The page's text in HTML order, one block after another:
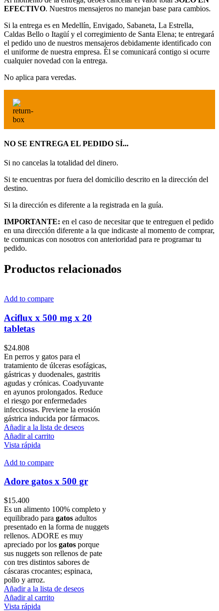
EFECTIVO. Nuestros mensajeros no manejan base para cambios.
Si la entrega es en Medellín, Envigado, Sabaneta, La Estrella,
Caldas Bello o Itagüí y el corregimiento de Santa Elena; te entregará
el pedido uno de nuestros mensajeros debidamente identificado con
el uniforme de nuestra empresa. Él se comunicará contigo si ocurre
cualquier novedad con la entrega.
No aplica para veredas.
NO SE ENTREGA EL PEDIDO SÍ...
Si no cancelas la totalidad del dinero.
Si te encuentras por fuera del domicilio descrito en la dirección del
destino.
Si la dirección es diferente a la registrada en la guía.
IMPORTANTE: en el caso de necesitar que te entreguen el pedido
en una dirección diferente a la que indicaste al momento de comprar,
te comunicas con nosotros con anterioridad para re programar tu
pedido.
Productos relacionados
Add to compare
Aciflux x 500 mg x 20
tabletas
$24.808
En perros y gatos para el
tratamiento de úlceras esofágicas,
gástricas y duodenales, gastritis
agudas y crónicas. Coadyuvante
en ayunos prolongados. Reduce
el riesgo por enfermedades
infecciosas. Previene la erosión
gástrica inducida por fármacos.
Añadir a la lista de deseos
Añadir al carrito
Vista rápida
Add to compare
Adore gatos x 500 gr
$15.400
Es un alimento 100% completo y
equilibrado para gatos adultos
presentado en la forma de nuggets
rellenos. ADORE es muy
apreciado por los gatos porque
sus nuggets son rellenos de pate
con tres distintos sabores de
cáscaras crocantes; espinaca,
pollo y arroz.
Añadir a la lista de deseos
Añadir al carrito
Vista rápida